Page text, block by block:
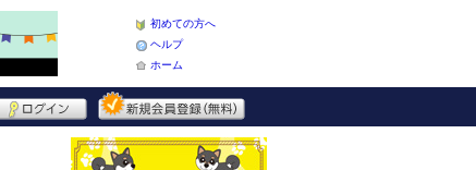
初めての方へ
ヘルプ
ホーム